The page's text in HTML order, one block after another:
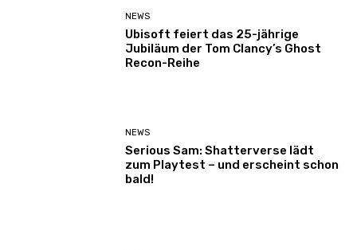
NEWS
Ubisoft feiert das 25-jährige
Jubiläum der Tom Clancy’s Ghost
Recon-Reihe
NEWS
Serious Sam: Shatterverse lädt
zum Playtest – und erscheint schon
bald!